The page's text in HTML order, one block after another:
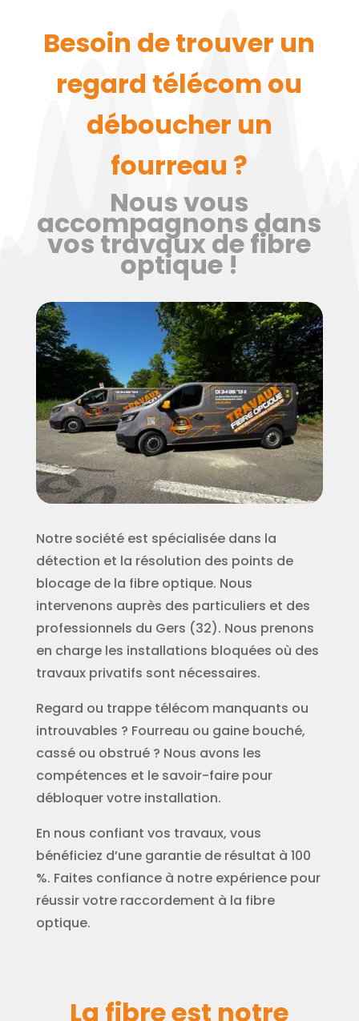
Besoin de trouver un
regard télécom ou
déboucher un
fourreau ?
Nous vous
accompagnons dans
vos travaux de fibre
optique !
Notre société est spécialisée dans la
détection et la résolution des points de
blocage de la fibre optique. Nous
intervenons auprès des particuliers et des
professionnels du Gers (32). Nous prenons
en charge les installations bloquées où des
travaux privatifs sont nécessaires.
Regard ou trappe télécom manquants ou
introuvables ? Fourreau ou gaine bouché,
cassé ou obstrué ? Nous avons les
compétences et le savoir-faire pour
débloquer votre installation.
En nous confiant vos travaux, vous
bénéficiez d’une garantie de résultat à 100
%. Faites confiance à notre expérience pour
réussir votre raccordement à la fibre
optique.
La fibre est notre